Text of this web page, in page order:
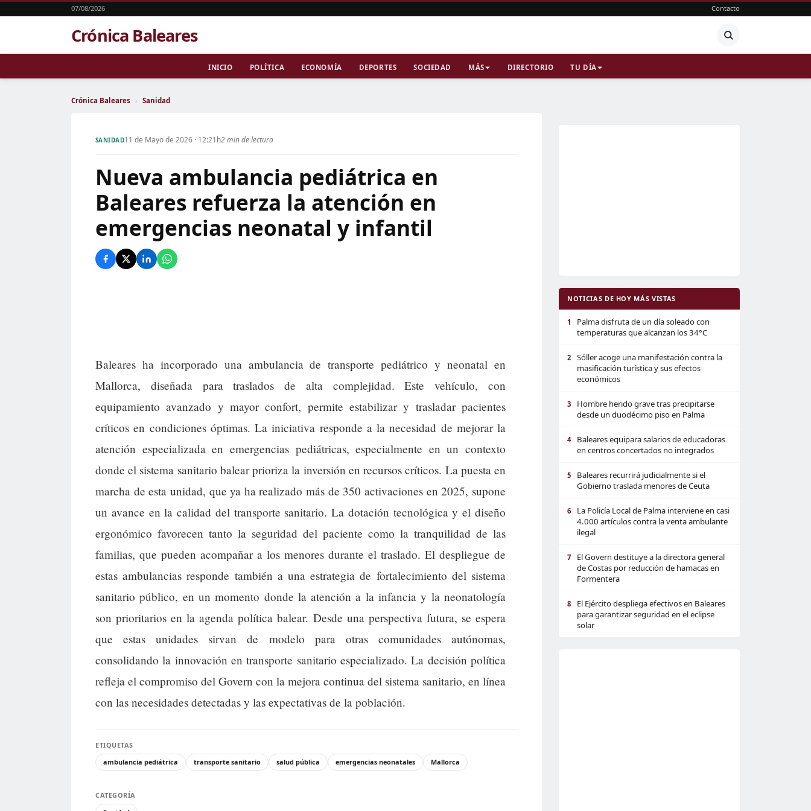
07/08/2026 Contacto
Crónica Baleares
INICIO POLÍTICA ECONOMÍA DEPORTES SOCIEDAD MÁS DIRECTORIO TU DÍA
Crónica Baleares › Sanidad
SANIDAD11 de Mayo de 2026 · 12:21h2 min de lectura
Nueva ambulancia pediátrica en
Baleares refuerza la atención en
emergencias neonatal y infantil
Baleares ha incorporado una ambulancia de transporte pediátrico y neonatal en
Mallorca, diseñada para traslados de alta complejidad. Este vehículo, con
equipamiento avanzado y mayor confort, permite estabilizar y trasladar pacientes
críticos en condiciones óptimas. La iniciativa responde a la necesidad de mejorar la
atención especializada en emergencias pediátricas, especialmente en un contexto
donde el sistema sanitario balear prioriza la inversión en recursos críticos. La puesta en
marcha de esta unidad, que ya ha realizado más de 350 activaciones en 2025, supone
un avance en la calidad del transporte sanitario. La dotación tecnológica y el diseño
ergonómico favorecen tanto la seguridad del paciente como la tranquilidad de las
familias, que pueden acompañar a los menores durante el traslado. El despliegue de
estas ambulancias responde también a una estrategia de fortalecimiento del sistema
sanitario público, en un momento donde la atención a la infancia y la neonatología
son prioritarios en la agenda política balear. Desde una perspectiva futura, se espera
que estas unidades sirvan de modelo para otras comunidades autónomas,
consolidando la innovación en transporte sanitario especializado. La decisión política
refleja el compromiso del Govern con la mejora continua del sistema sanitario, en línea
con las necesidades detectadas y las expectativas de la población.
ETIQUETAS
ambulancia pediátrica
transporte sanitario salud pública emergencias neonatales Mallorca
CATEGORÍA
NOTICIAS DE HOY MÁS VISTAS
1
Palma disfruta de un día soleado con
temperaturas que alcanzan los 34°C
2
Sóller acoge una manifestación contra la
masificación turística y sus efectos
económicos
3
Hombre herido grave tras precipitarse
desde un duodécimo piso en Palma
4
Baleares equipara salarios de educadoras
en centros concertados no integrados
5
Baleares recurrirá judicialmente si el
Gobierno traslada menores de Ceuta
6
La Policía Local de Palma interviene en casi
4.000 artículos contra la venta ambulante
ilegal
7
El Govern destituye a la directora general
de Costas por reducción de hamacas en
Formentera
8
El Ejército despliega efectivos en Baleares
para garantizar seguridad en el eclipse
solar